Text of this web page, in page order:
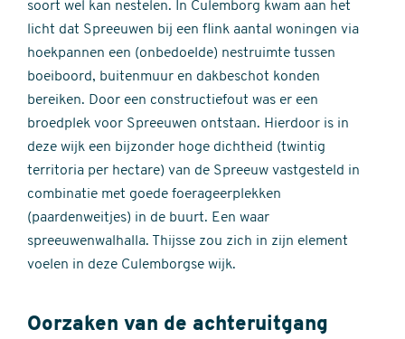
soort wel kan nestelen. In Culemborg kwam aan het
licht dat Spreeuwen bij een flink aantal woningen via
hoekpannen een (onbedoelde) nestruimte tussen
boeiboord, buitenmuur en dakbeschot konden
bereiken. Door een constructiefout was er een
broedplek voor Spreeuwen ontstaan. Hierdoor is in
deze wijk een bijzonder hoge dichtheid (twintig
territoria per hectare) van de Spreeuw vastgesteld in
combinatie met goede foerageerplekken
(paardenweitjes) in de buurt. Een waar
spreeuwenwalhalla. Thijsse zou zich in zijn element
voelen in deze Culemborgse wijk.
Oorzaken van de achteruitgang